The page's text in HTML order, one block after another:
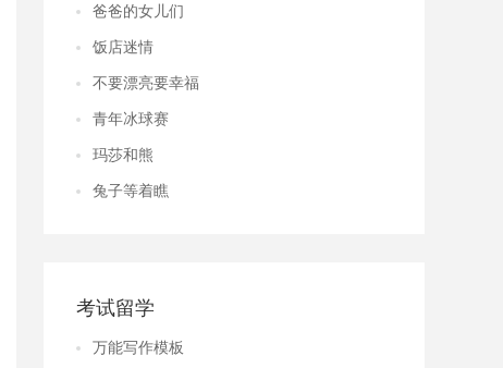
爸爸的女儿们
饭店迷情
不要漂亮要幸福
青年冰球赛
玛莎和熊
兔子等着瞧
考试留学
万能写作模板